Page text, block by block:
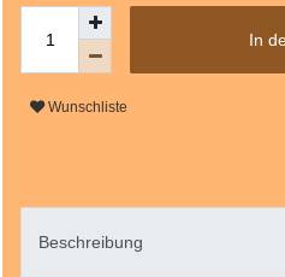
In
Wunschliste
Beschreibung